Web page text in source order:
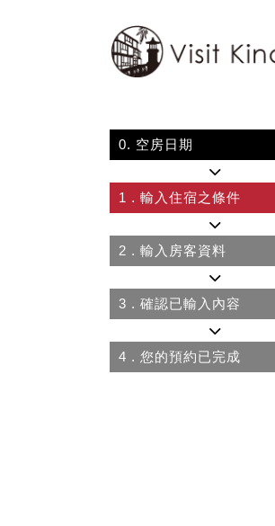
0. 空房日期
1 . 輸入住宿之條件
2 . 輸入房客資料
3 . 確認已輸入內容
4 . 您的預約已完成